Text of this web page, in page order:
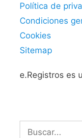
Política de
Condiciones
Cookies
Sitemap
e.Registros es